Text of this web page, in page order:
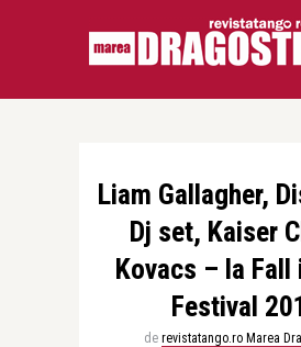
Liam Gallagher,
Dj set, Kaiser
Kovacs – la Fall
Festival
de revistatango.ro Marea